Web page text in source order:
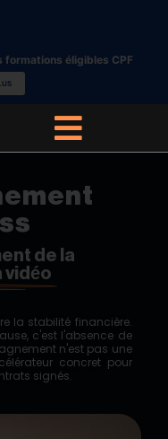
formations éligibles CPF
de la
vidéo
la stabilité financière.
c'est l'absence de
n'est pas une
concret pour
signés.